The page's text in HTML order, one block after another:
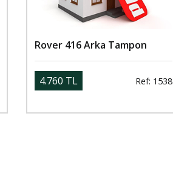
Rover 416 Arka Tampon
4.760 TL Ref: 1538